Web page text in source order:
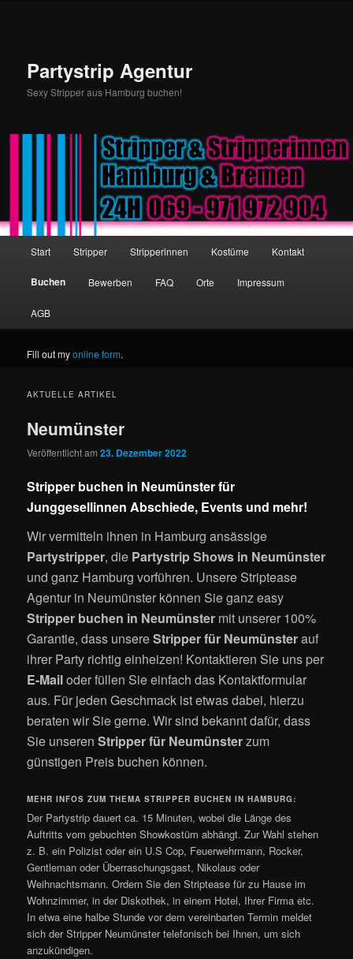
Partystrip Agentur
Sexy Stripper aus Hamburg buchen!
Zum Inhalt wechseln
Zum sekundären Inhalt wechseln
Start Stripper Stripperinnen Kostüme Kontakt
Buchen Bewerben FAQ Orte Impressum
AGB
Fill out myonline form.
AKTUELLE ARTIKEL
Neumünster
Veröffentlicht am23. Dezember 2022
Stripper buchen in Neumünster für
Junggesellinnen Abschiede, Events und mehr!
Wir vermitteln ihnen in Hamburg ansässige
Partystripper, die Partystrip Shows in Neumünster
und ganz Hamburg vorführen. Unsere Striptease
Agentur in Neumünster können Sie ganz easy
Stripper buchen in Neumünster mit unserer 100%
Garantie, dass unsereStripper für Neumünsterauf
ihrer Party richtig einheizen! Kontaktieren Sie uns per
E-Mailoder füllen Sie einfach das Kontaktformular
aus. Für jeden Geschmack ist etwas dabei, hierzu
beraten wir Sie gerne. Wir sind bekannt dafür, dass
Sie unserenStripper für Neumünsterzum
günstigen Preis buchen können.
MEHR INFOS ZUM THEMA STRIPPER BUCHEN IN HAMBURG:
Der Partystrip dauert ca. 15 Minuten, wobei die Länge des
Auftritts vom gebuchten Showkostüm abhängt. Zur Wahl stehen
z. B. ein Polizist oder ein U.S Cop, Feuerwehrmann, Rocker,
Gentleman oder Überraschungsgast, Nikolaus oder
Weihnachtsmann. Ordern Sie den Striptease für zu Hause im
Wohnzimmer, in der Diskothek, in einem Hotel, Ihrer Firma etc.
In etwa eine halbe Stunde vor dem vereinbarten Termin meldet
sich der Stripper Neumünster telefonisch bei Ihnen, um sich
anzukündigen.